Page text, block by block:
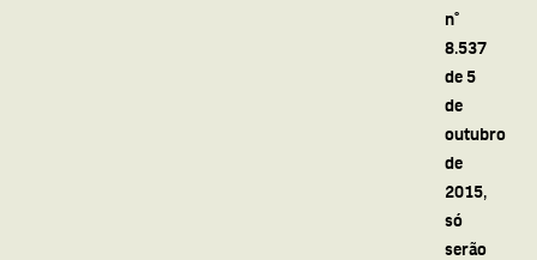
n°
8.537
de 5
de
outubro
de
2015,
só
serão